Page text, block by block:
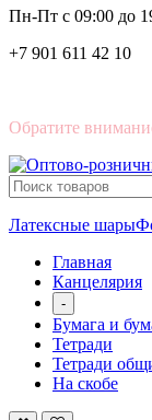
Пн-Пт с 09:00 до
+7 901 611 42 10
Обратите
Латексные шары
Главная
Канцелярия
-
Бумага и
Тетради
Тетради
На скобе